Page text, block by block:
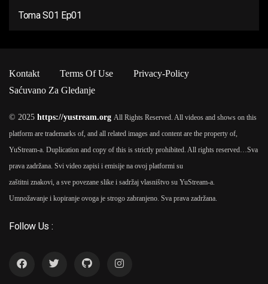
Toma S01 Ep01
Kontakt Terms Of Use
Privacy-Policy
Saćuvano Za Gledanje
© 2025 https://yustream.org All Rights Reserved. All videos and shows on this
platform are trademarks of, and all related images and content are the property of,
YuStream-a. Duplication and copy of this is strictly prohibited. All rights reserved… Sva
prava zadržana. Svi video zapisi i emisije na ovoj platformi su
zaštitni znakovi, a sve povezane slike i sadržaj vlasništvo su YuStream-a.
Umnožavanje i kopiranje ovoga je strogo zabranjeno. Sva prava zadržana.
Follow Us :